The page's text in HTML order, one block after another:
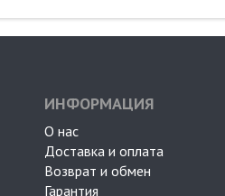
ИНФОРМАЦИЯ
О нас
Доставка и оплата
Возврат и обмен
Гарантия